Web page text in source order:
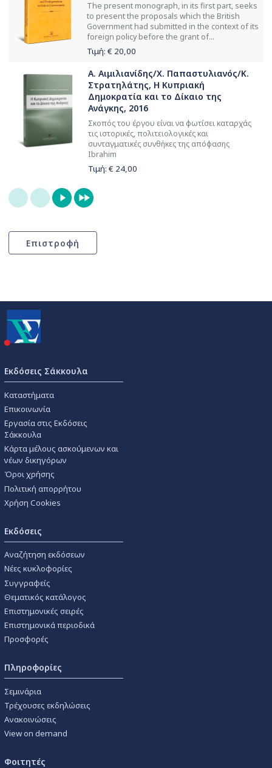
The present monograph, in its first part, seeks
to present the proposals which the British
Government had submitted in the context of its
foreign policy before the grant of...
Τιμή: € 20,00
Α. Αιμιλιανίδης/Χ. Παπαστυλιανός/Κ.
Στρατηλάτης, Η Κυπριακή
Δημοκρατία και το Δίκαιο της
Ανάγκης, 2016
Σκοπός του έργου είναι να φωτίσει καταρχάς
τις ιστορικές, πολιτειολογικές και
συνταγματικές συνθήκες της απόφασης
Ibrahim
Τιμή: € 24,00
Εκδόσεις Σάκκουλα
Καταστήματα
Επικοινωνία
Εργασία στις Εκδόσεις
Σάκκουλα
Κάρτα μέλους ασκούμενων και
νέων δικηγόρων
Όροι χρήσης
Πολιτική απορρήτου
Χρήση Cookies
Εκδόσεις
Αναζήτηση εκδόσεων
Νέες κυκλοφορίες
Συγγραφείς
Θεματικός κατάλογος
Επιστημονικές σειρές
Επιστημονικά περιοδικά
Προσφορές
Πληροφορίες
Σεμινάρια
Τρέχουσες εκδηλώσεις
Ανακοινώσεις
View on demand
Φοιτητές